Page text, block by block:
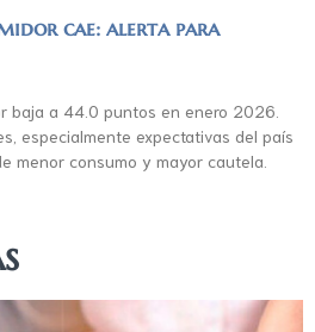
cae: alerta para
baja a 44.0 puntos en enero 2026.
especialmente expectativas del país
menor consumo y mayor cautela.